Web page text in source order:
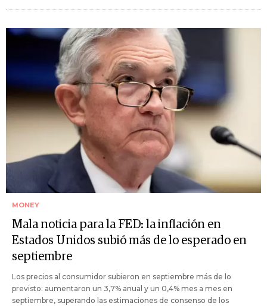
MONEY
Mala noticia para la FED: la inflación en
Estados Unidos subió más de lo esperado en
septiembre
Los precios al consumidor subieron en septiembre más de lo
previsto: aumentaron un 3,7% anual y un 0,4% mes a mes en
septiembre, superando las estimaciones de consenso de los